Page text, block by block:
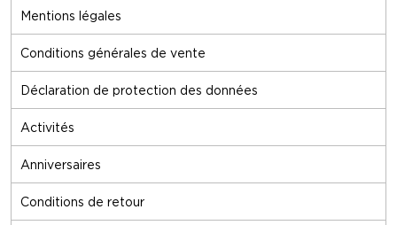
Mentions légales
Conditions générales de vente
Déclaration de protection des données
Activités
Anniversaires
Conditions de retour